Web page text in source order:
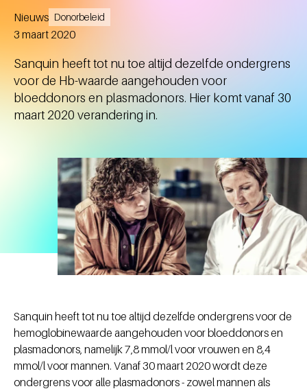
Nieuws Donorbeleid
Aangemaakt
3 maart 2020
Sanquin heeft tot nu toe altijd dezelfde ondergrens
voor de Hb-waarde aangehouden voor
bloeddonors en plasmadonors. Hier komt vanaf 30
maart 2020 verandering in.
Sanquin heeft tot nu toe altijd dezelfde ondergrens voor de
hemoglobinewaarde aangehouden voor bloeddonors en
plasmadonors, namelijk 7,8 mmol/l voor vrouwen en 8,4
mmol/l voor mannen. Vanaf 30 maart 2020 wordt deze
ondergrens voor alle plasmadonors - zowel mannen als